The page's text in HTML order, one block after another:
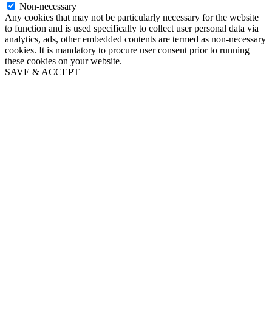
Non-necessary
Any cookies that may not be particularly necessary for the website
to function and is used specifically to collect user personal data via
analytics, ads, other embedded contents are termed as non-necessary
cookies. It is mandatory to procure user consent prior to running
these cookies on your website.
SAVE & ACCEPT